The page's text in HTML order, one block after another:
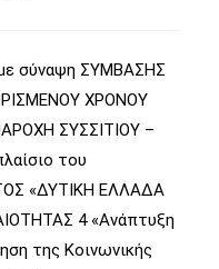
σύναψη ΣΥΜΒΑΣΗΣ
ΧΡΟΝΟΥ
ΣΥΣΣΙΤΙΟΥ –
του
«ΔΥΤΙΚΗ ΕΛΛΑΔΑ
4 «Ανάπτυξη
της Κοινωνικής